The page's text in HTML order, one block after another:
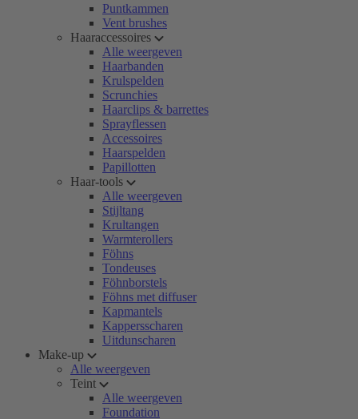
Puntkammen
Vent brushes
Haaraccessoires
Alle weergeven
Haarbanden
Krulspelden
Scrunchies
Haarclips & barrettes
Sprayflessen
Accessoires
Haarspelden
Papillotten
Haar-tools
Alle weergeven
Stijltang
Krultangen
Warmterollers
Föhns
Tondeuses
Föhnborstels
Föhns met diffuser
Kapmantels
Kappersscharen
Uitdunscharen
Make-up
Alle weergeven
Teint
Alle weergeven
Foundation